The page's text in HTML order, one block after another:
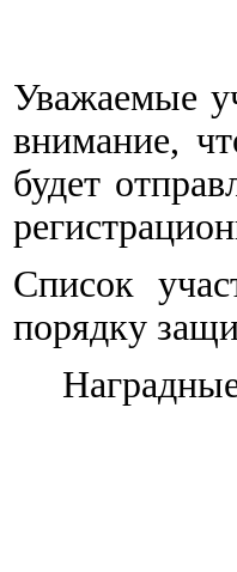
Уважаемые
внимание,
будет
Список
порядку